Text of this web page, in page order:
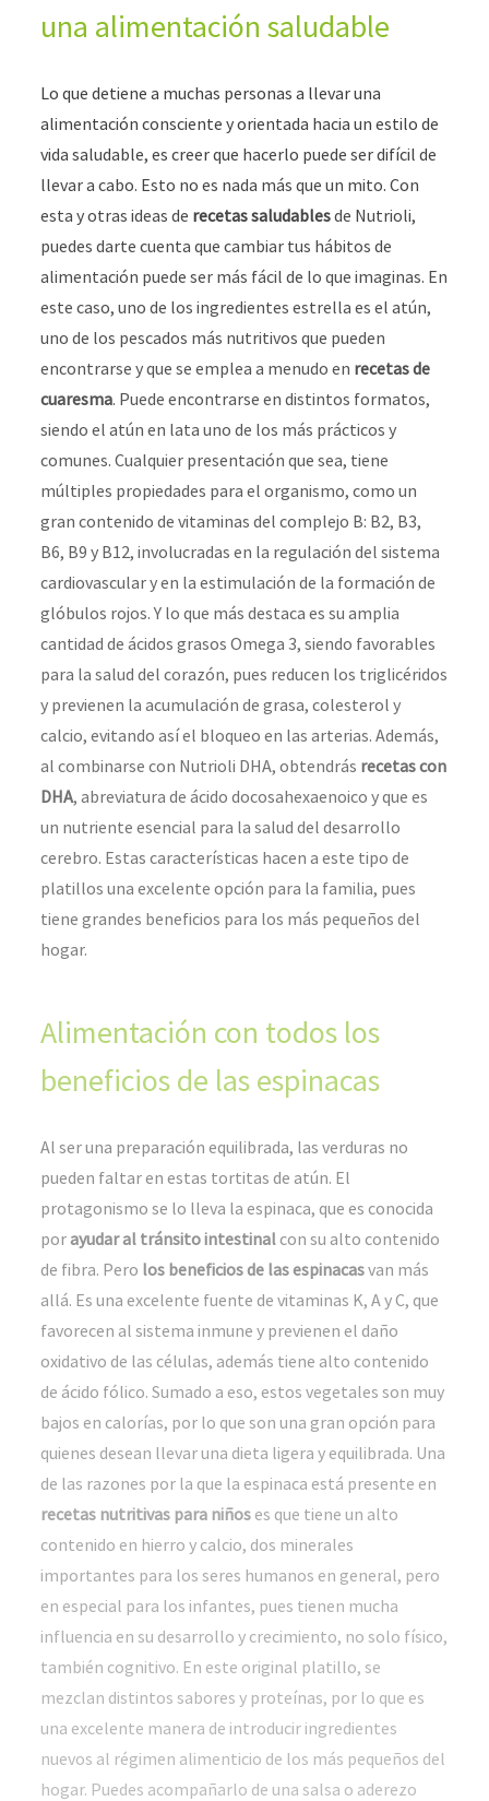
una alimentación saludable
Lo que detiene a muchas personas a llevar una
alimentación consciente y orientada hacia un estilo de
vida saludable, es creer que hacerlo puede ser difícil de
llevar a cabo. Esto no es nada más que un mito. Con
esta y otras ideas de recetas saludablesde Nutrioli,
puedes darte cuenta que cambiar tus hábitos de
alimentación puede ser más fácil de lo que imaginas. En
este caso, uno de los ingredientes estrella es el atún,
uno de los pescados más nutritivos que pueden
encontrarse y que se emplea a menudo en recetas de
cuaresma. Puede encontrarse en distintos formatos,
siendo el atún en lata uno de los más prácticos y
comunes. Cualquier presentación que sea, tiene
múltiples propiedades para el organismo, como un
gran contenido de vitaminas del complejo B: B2, B3,
B6, B9 y B12, involucradas en la regulación del sistema
cardiovascular y en la estimulación de la formación de
glóbulos rojos. Y lo que más destaca es su amplia
cantidad de ácidos grasos Omega 3, siendo favorables
para la salud del corazón, pues reducen los triglicéridos
y previenen la acumulación de grasa, colesterol y
calcio, evitando así el bloqueo en las arterias. Además,
al combinarse con Nutrioli DHA, obtendrás recetas con
DHA, abreviatura de ácido docosahexaenoico y que es
un nutriente esencial para la salud del desarrollo
cerebro. Estas características hacen a este tipo de
platillos una excelente opción para la familia, pues
tiene grandes beneficios para los más pequeños del
hogar.
Alimentación con todos los
beneficios de las espinacas
Al ser una preparación equilibrada, las verduras no
pueden faltar en estas tortitas de atún. El
protagonismo se lo lleva la espinaca, que es conocida
porayudar al tránsito intestinalcon su alto contenido
de fibra. Pero los beneficios de las espinacasvan más
allá. Es una excelente fuente de vitaminas K, A y C, que
favorecen al sistema inmune y previenen el daño
oxidativo de las células, además tiene alto contenido
de ácido fólico. Sumado a eso, estos vegetales son muy
bajos en calorías, por lo que son una gran opción para
quienes desean llevar una dieta ligera y equilibrada. Una
de las razones por la que la espinaca está presente en
recetas nutritivas para niños es que tiene un alto
contenido en hierro y calcio, dos minerales
importantes para los seres humanos en general, pero
en especial para los infantes, pues tienen mucha
influencia en su desarrollo y crecimiento, no solo físico,
también cognitivo. En este original platillo, se
mezclan distintos sabores y proteínas, por lo que es
una excelente manera de introducir ingredientes
nuevos al régimen alimenticio de los más pequeños del
hogar. Puedes acompañarlo de una salsa o aderezo